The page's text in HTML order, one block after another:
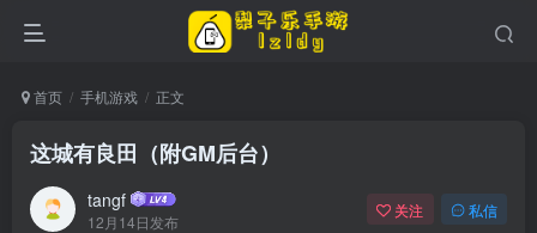
首页 手机游戏 正文
这城有良田（附GM后台）
tangf
12月14日发布
关注 私信